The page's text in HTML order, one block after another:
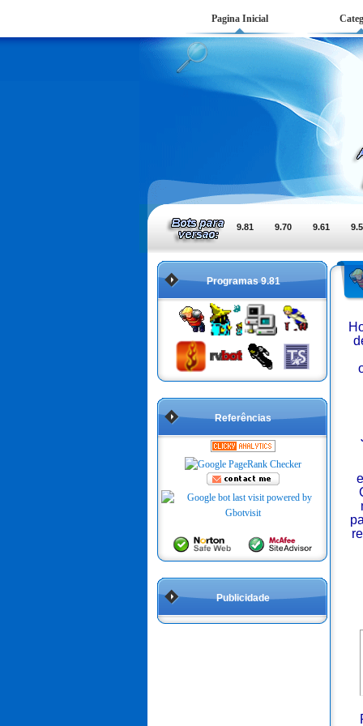
Pagina Inicial
9.81 9.70 9.61
Programas 9.81
Referências
Publicidade